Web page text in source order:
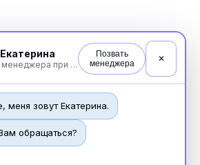
Отвечу и позову менеджера при необходимости
Позвать
менеджера
✕
меня зовут Екатерина.
обращаться?